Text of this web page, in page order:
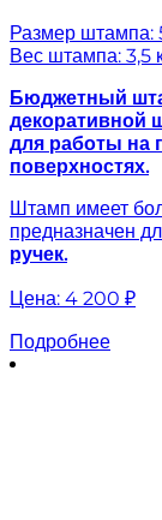
Размер штампа:
Вес штампа: 3,5
Бюджетный
декоративной
для работы на
поверхностях.
Штамп имеет
предназначен
ручек.
Цена: 4 200 ₽
Подробнее